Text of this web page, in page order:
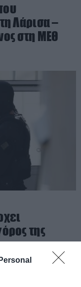
Λάρισα –
στη ΜΕΘ
της